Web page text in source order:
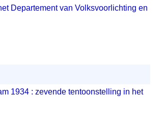
Departement van Volksvoorlichting en
1934 : zevende tentoonstelling in het